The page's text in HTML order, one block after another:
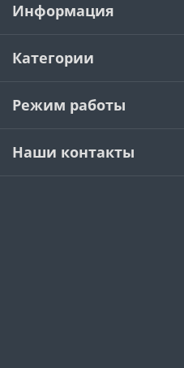
Информация
Категории
Режим работы
Наши контакты